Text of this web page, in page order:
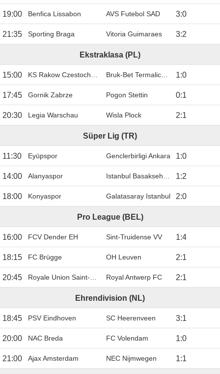
19:00 Benfica Lissabon AVS Futebol SAD 3:0
21:35 Sporting Braga Vitoria Guimaraes 3:2
Ekstraklasa (PL)
15:00 KS Rakow Czestochowa Bruk-Bet Termalica Nieciecza 1:0
17:45 Gornik Zabrze Pogon Stettin 0:1
20:30 Legia Warschau Wisla Plock 2:1
Süper Lig (TR)
11:30 Eyüpspor Genclerbirligi Ankara 1:0
14:00 Alanyaspor Istanbul Basaksehir FK 1:2
18:00 Konyaspor Galatasaray Istanbul 2:0
Pro League (BEL)
16:00 FCV Dender EH Sint-Truidense VV 1:4
18:15 FC Brügge OH Leuven 2:1
20:45 Royale Union Saint-Gilloise Royal Antwerp FC 2:1
Ehrendivision (NL)
18:45 PSV Eindhoven SC Heerenveen 3:1
20:00 NAC Breda FC Volendam 1:0
21:00 Ajax Amsterdam NEC Nijmwegen 1:1